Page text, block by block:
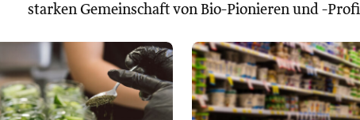
starken Gemeinschaft von Bio-Pionieren und -